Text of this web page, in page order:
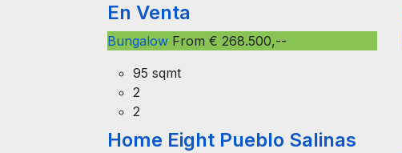
En Venta
Bungalow From € 268.500,--
95 sqmt
2
2
Home Eight Pueblo Salinas